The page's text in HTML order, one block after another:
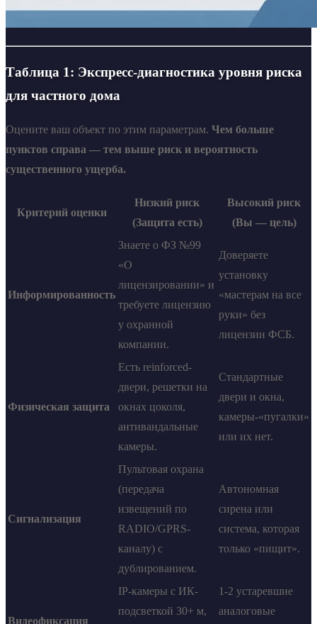
Таблица 1: Экспресс-диагностика уровня риска
для частного дома
Оцените ваш объект по этим параметрам. Чем больше
пунктов справа — тем выше риск и вероятность
существенного ущерба.
Критерий оценки
Низкий риск
(Защита есть)
Высокий риск
(Вы — цель)
Информированность
Знаете о ФЗ №99
«О
лицензировании» и
требуете лицензию
у охранной
компании.
Доверяете
установку
«мастерам на все
руки» без
лицензии ФСБ.
Физическая защита
Есть reinforced-
двери, решетки на
окнах цоколя,
антивандальные
камеры.
Стандартные
двери и окна,
камеры-«пугалки»
или их нет.
Сигнализация
Пультовая охрана
(передача
извещений по
RADIO/GPRS-
каналу) с
дублированием.
Автономная
сирена или
система, которая
только «пищит».
Видеофиксация
IP-камеры с ИК-
подсветкой 30+ м,
1-2 устаревшие
аналоговые